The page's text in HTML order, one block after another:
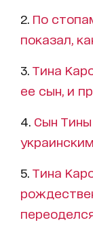
2. По
показал,
3. Тина
ее сын, и
4. Сын
5. Тина